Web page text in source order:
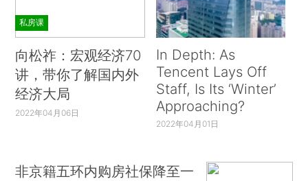
私房课
向松祚：宏观经济70
讲，带你了解国内外
经济大局
2022年04月06日
In Depth: As
Tencent Lays Off
Staff, Is Its ‘Winter’
Approaching?
2022年04月01日
非京籍五环内购房社保降至一